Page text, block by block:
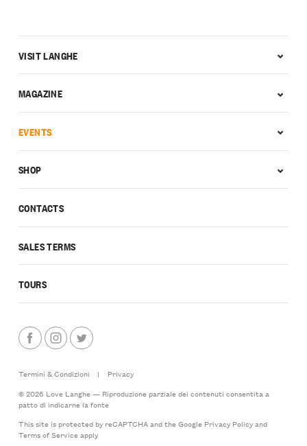
CONTACTS
SALES TERMS
TOURS
VISIT LANGHE
MAGAZINE
EVENTS
SHOP
Termini & Condizioni |
Privacy
© 2026 Love Langhe — Riproduzione parziale dei contenuti consentita a
patto di indicarne la fonte
This site is protected by reCAPTCHA and the Google Privacy Policyand
Terms of Serviceapply